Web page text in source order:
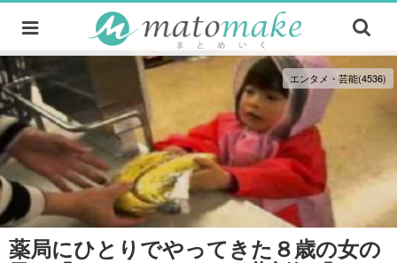
エンタメ・芸能(4536)
薬局にひとりでやってきた８歳の女の